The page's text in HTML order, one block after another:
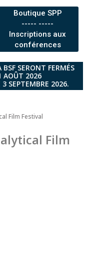
Boutique SPP
----- -----
Inscriptions aux
conférences
BSF SERONT FERMÉS
AOÛT 2026
3 SEPTEMBRE 2026.
Film Festival
Film